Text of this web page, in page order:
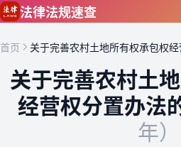
跳到主要内容
法律法规速查
首页 关于完善农村土地所有权承包权
关于完善农村土
经营权分置办法
年）